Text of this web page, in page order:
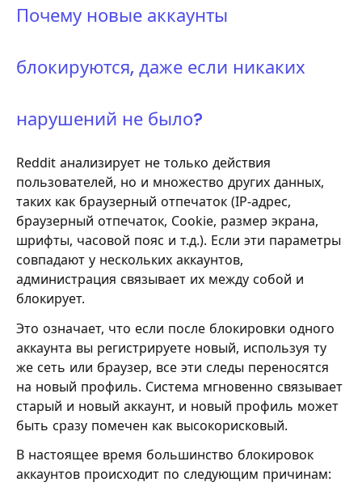
Почему новые аккаунты
блокируются, даже если никаких
нарушений не было?
Reddit анализирует не только действия
пользователей, но и множество других данных,
таких как браузерный отпечаток (IP-адрес,
браузерный отпечаток, Cookie, размер экрана,
шрифты, часовой пояс и т.д.). Если эти параметры
совпадают у нескольких аккаунтов,
администрация связывает их между собой и
блокирует.
Это означает, что если после блокировки одного
аккаунта вы регистрируете новый, используя ту
же сеть или браузер, все эти следы переносятся
на новый профиль. Система мгновенно связывает
старый и новый аккаунт, и новый профиль может
быть сразу помечен как высокорисковый.
В настоящее время большинство блокировок
аккаунтов происходит по следующим причинам: